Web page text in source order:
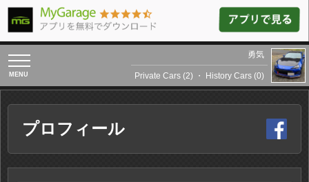
toggle
navigation
勇気
Private Cars (2) ・ History Cars (0)
プロフィール